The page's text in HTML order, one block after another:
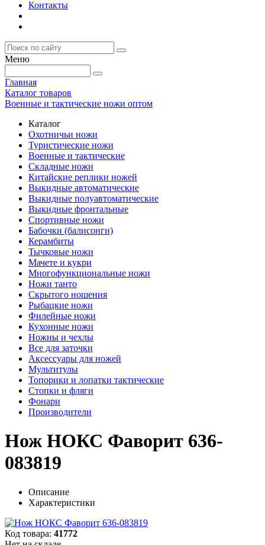
Контакты
Меню
Главная
Каталог товаров
Военные и тактические ножи оптом
Каталог
Охотничьи ножи
Туристические ножи
Военные и тактические
Складные ножи
Китайские реплики ножей
Выкидные автоматические
Выкидные полуавтоматические
Выкидные фронтальные
Спортивные ножи
Бабочки (балисонги)
Керамбиты
Тычковые ножи
Мачете и кукри
Многофункциональные ножи
Ножи танто
Скрытого ношения
Рыбацкие ножи
Филейные ножи
Кухонные ножи
Ножны и чехлы
Все для заточки
Аксессуары для ножей
Мультитулы
Топорики и лопатки тактические
Стопки и фляги
Фонари
Производители
Нож НОКС Фаворит 636-
083819
Описание
Характеристики
Код товара: 41772